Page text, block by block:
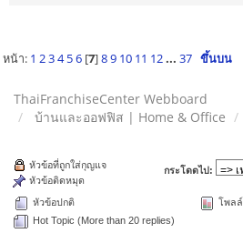
หน้า: 1 2 3 4 5 6[7]8 9 10 11 12 ... 37 ขึ้นบน
ThaiFranchiseCenter Webboard
บ้านและออฟฟิส | Home & Office
กระโดดไป:
หัวข้อปกติ
Hot Topic (More than 20 replies)
หัวข้อที่ถูกใส่กุญแจ
หัวข้อติดหมุด
โพลล์